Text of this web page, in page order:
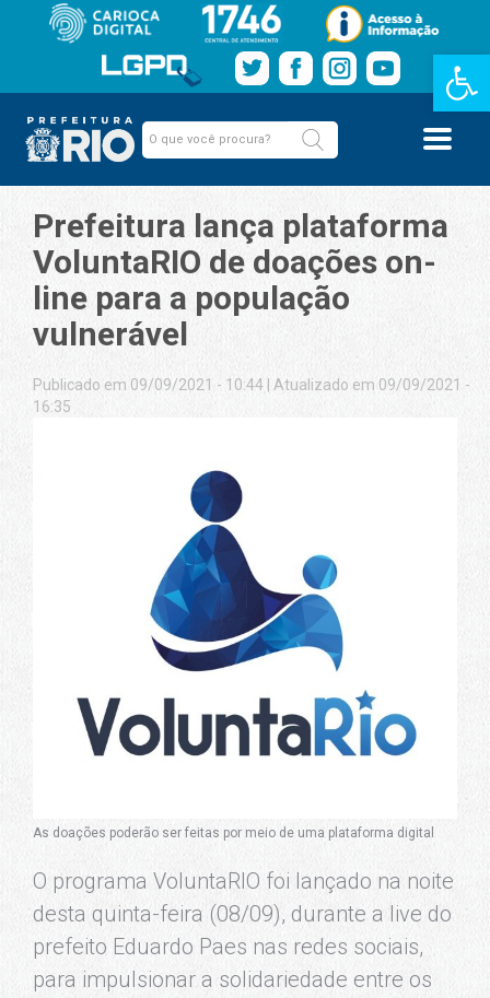
Barra de
Prefeitura lança plataforma
VoluntaRIO de doações on-
line para a população
vulnerável
Publicado em 09/09/2021 - 10:44
Atualizado em 09/09/2021 -
16:35
As doações poderão ser feitas por meio de uma plataforma digital
O programa VoluntaRIO foi lançado na noite
desta quinta-feira (08/09), durante a live do
prefeito Eduardo Paes nas redes sociais,
para impulsionar a solidariedade entre os